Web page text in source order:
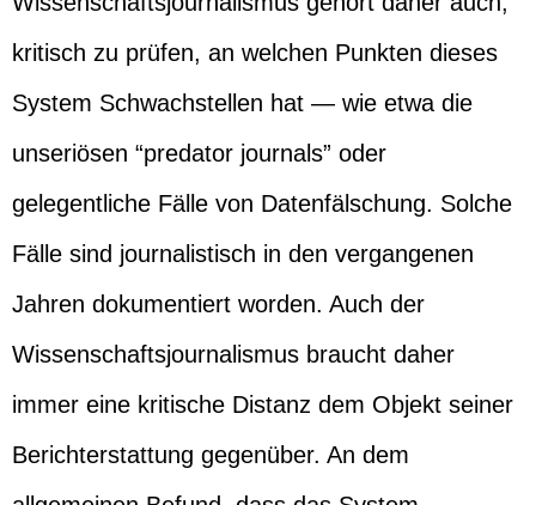
kritisch zu prüfen, an welchen Punkten dieses
System Schwachstellen hat — wie etwa die
unseriösen “predator journals” oder
gelegentliche Fälle von Datenfälschung. Solche
Fälle sind journalistisch in den vergangenen
Jahren dokumentiert worden. Auch der
Wissenschaftsjournalismus braucht daher
immer eine kritische Distanz dem Objekt seiner
Berichterstattung gegenüber. An dem